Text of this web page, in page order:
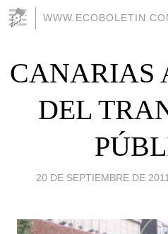
CANARIAS
DEL
20 DE SEPTIEMBRE DE